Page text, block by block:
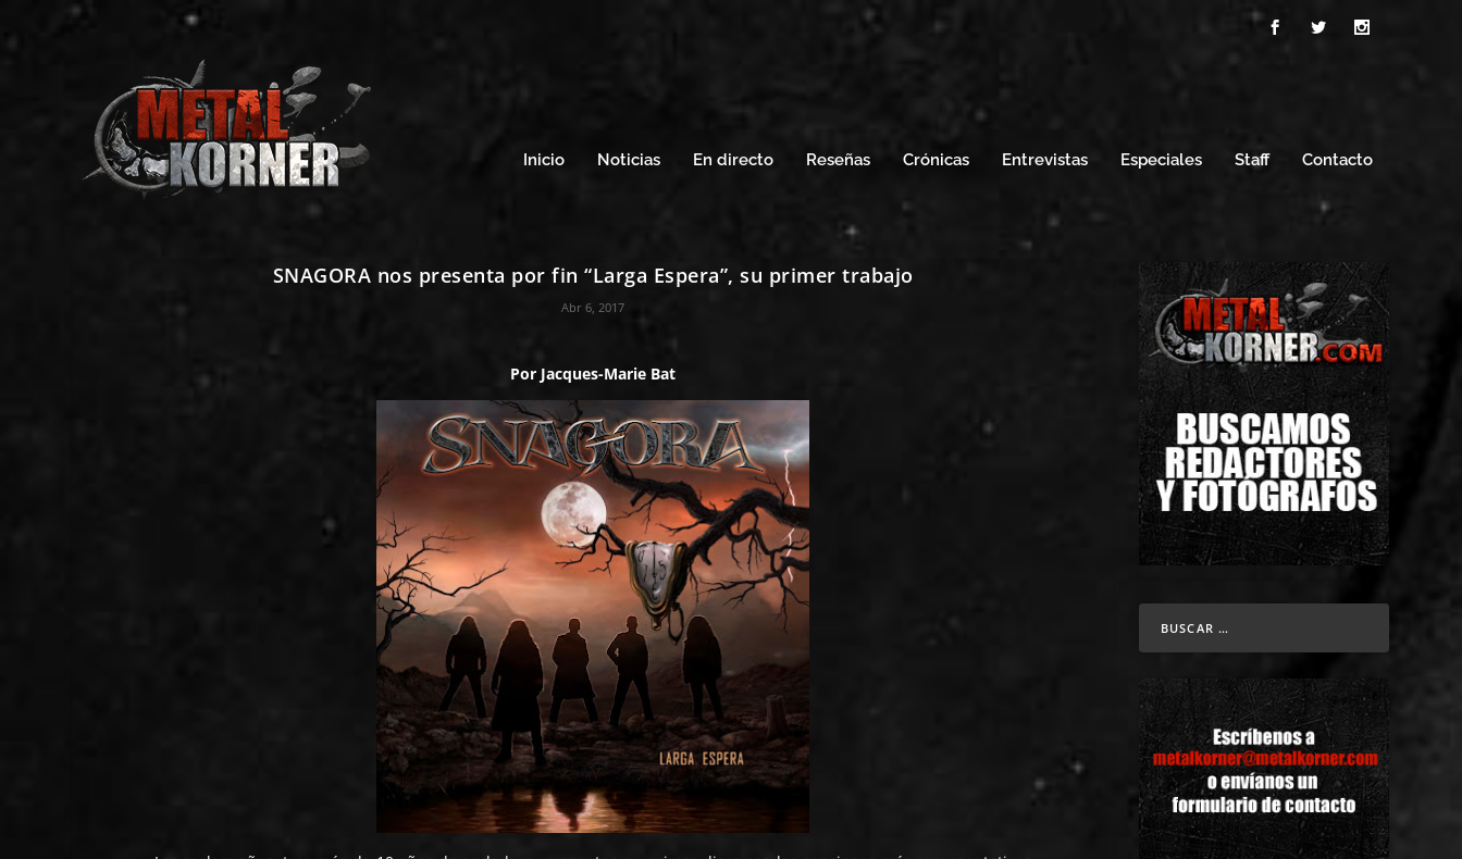
Inicio Noticias En directo Reseñas Crónicas Entrevistas Especiales Staff Contacto
SNAGORA nos presenta por fin “Larga Espera”, su primer trabajo
Abr 6, 2017
Por Jacques-Marie Bat